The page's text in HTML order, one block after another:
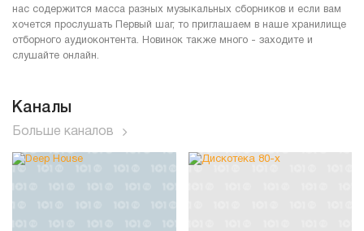
нас содержится масса разных музыкальных сборников и если вам
хочется прослушать Первый шаг, то приглашаем в наше хранилище
отборного аудиоконтента. Новинок также много - заходите и
слушайте онлайн.
Каналы
Больше каналов